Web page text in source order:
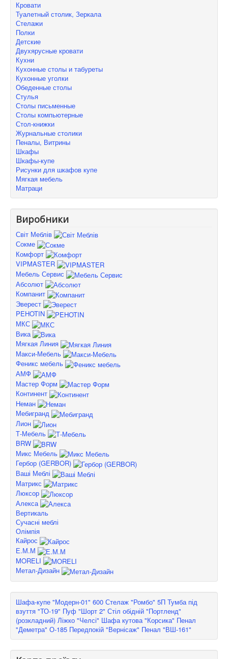
Кровати
Туалетный столик, Зеркала
Стелажи
Полки
Детские
Двухярусные кровати
Кухни
Кухонные столы и табуреты
Кухонные уголки
Обеденные столы
Стулья
Столы письменные
Столы компьютерные
Стол-книжки
Журнальные столики
Пеналы, Витрины
Шкафы
Шкафы-купе
Рисунки для шкафов купе
Мягкая мебель
Матраци
Виробники
Світ Меблів
Сокме
Комфорт
VIPMASTER
Мебель Сервис
Абсолют
Компанит
Эверест
PEHOTIN
МКС
Вика
Мягкая Линия
Макси-Мебель
Феникс мебель
АМФ
Мастер Форм
Континент
Неман
Мебигранд
Лион
Т-Мебель
BRW
Микс Мебель
Гербор (GERBOR)
Ваші Меблі
Матрикс
Люксор
Алекса
Вертикаль
Сучасні меблі
Олімпія
Кайрос
Е.М.М
MORELI
Метал-Дизайн
Шафа-купе "Модерн-01" 600 Стелаж "Ромбо" 5П Тумба під
взуття "ТО-19" Пуф "Шорт 2" Стіл обідній "Портленд"
(розкладний) Ліжко "Челсі" Шафа кутова "Корсика" Пенал
"Деметра" О-185 Передпокій "Вернісаж" Пенал "ВШ-161"